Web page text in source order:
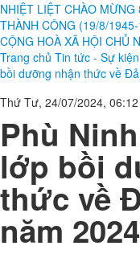
NHIỆT LIỆT CHÀO
THÀNH CÔNG (19/8/
CỘNG HOÀ XÃ HỘI CHỦ
Trang chủ Tin tức - Sự kiện
bồi dưỡng nhận thức về
Thứ Tư, 24/07/2024,
Phù
lớp bồi
thức về
năm 2024